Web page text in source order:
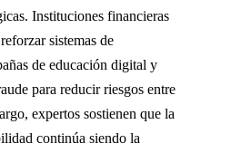
Instituciones financieras
sistemas de
de educación digital y
para reducir riesgos entre
expertos sostienen que la
continúa siendo la